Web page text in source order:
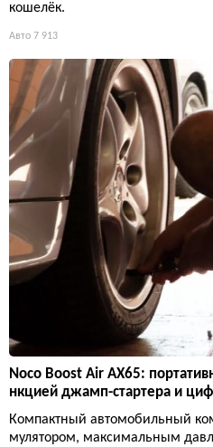
кошелёк.
Авто 7 913
Noco Boost Air AX65:
нкцией джамп-стартера и
Компактный автомобильный
мулятором, максимальным